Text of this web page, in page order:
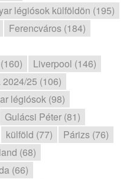
légiósok külföldön (195)
Ferencváros (184)
Liverpool (146)
25 (106)
légiósok (98)
Gulácsi Péter (81)
külföld (77)
Párizs (76)
(68)
(66)